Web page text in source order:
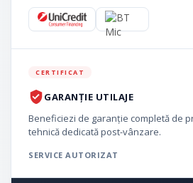
CERTIFICAT
GARANȚIE UTILAJE
Beneficiezi de garanție completă de
tehnică dedicată post-vânzare.
SERVICE AUTORIZAT